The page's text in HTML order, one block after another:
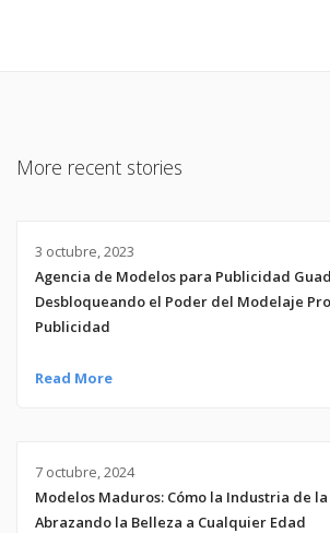
More recent stories
3 octubre, 2023
Agencia de Modelos para Publicidad
Desbloqueando el Poder del Modelaje
Publicidad
Read More
7 octubre, 2024
Modelos Maduros: Cómo la Industria de la
Abrazando la Belleza a Cualquier Edad